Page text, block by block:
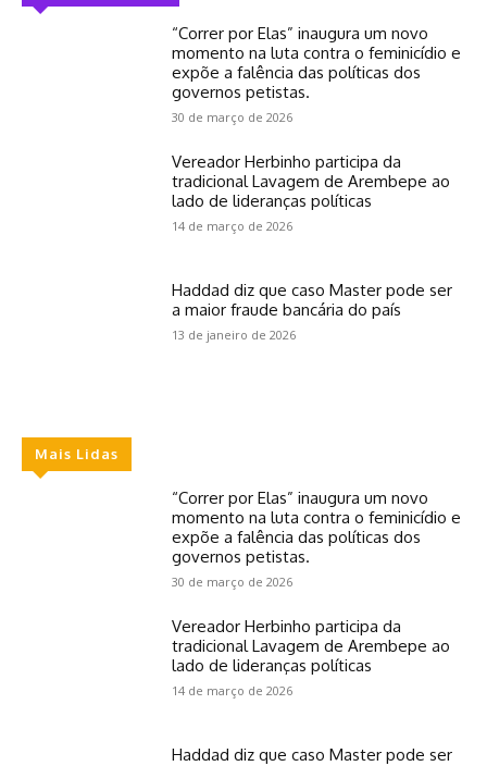
“Correr por Elas” inaugura um novo
momento na luta contra o feminicídio e
expõe a falência das políticas dos
governos petistas.
30 de março de 2026
Vereador Herbinho participa da
tradicional Lavagem de Arembepe ao
lado de lideranças políticas
14 de março de 2026
Haddad diz que caso Master pode ser
a maior fraude bancária do país
13 de janeiro de 2026
Mais Lidas
“Correr por Elas” inaugura um novo
momento na luta contra o feminicídio e
expõe a falência das políticas dos
governos petistas.
30 de março de 2026
Vereador Herbinho participa da
tradicional Lavagem de Arembepe ao
lado de lideranças políticas
14 de março de 2026
Haddad diz que caso Master pode ser